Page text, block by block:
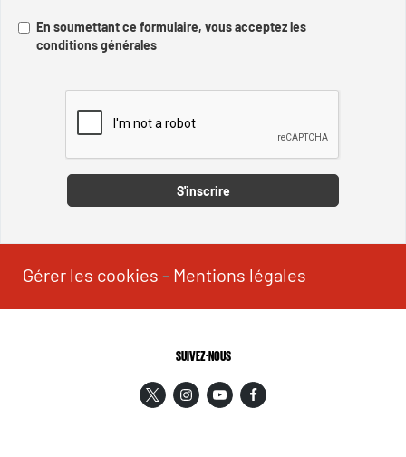
En soumettant ce formulaire, vous acceptez les
conditions générales
S'inscrire
Gérer les cookies - Mentions légales
SUIVEZ-NOUS